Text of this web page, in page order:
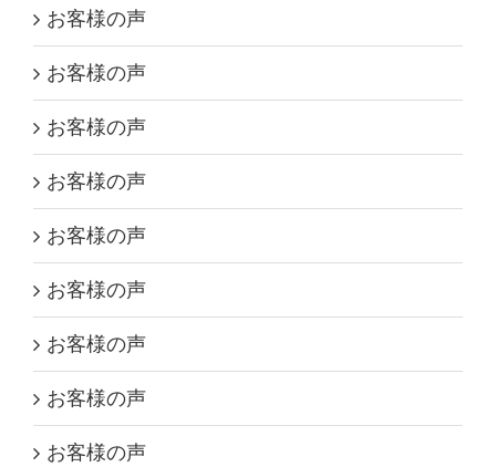
お客様の声
お客様の声
お客様の声
お客様の声
お客様の声
お客様の声
お客様の声
お客様の声
お客様の声